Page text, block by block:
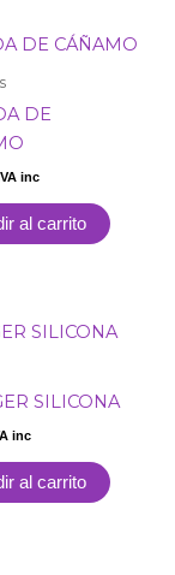
DE
IVA inc
al carrito
SILICONA
inc
al carrito